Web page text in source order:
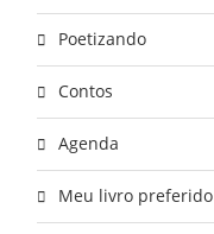
Poetizando
Contos
Agenda
Meu livro preferido